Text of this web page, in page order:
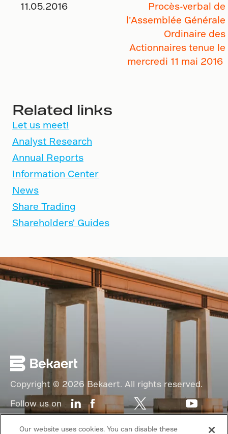
11.05.2016
Procès-verbal de
l’Assemblée Générale
Ordinaire des
Actionnaires tenue le
mercredi 11 mai 2016
Related links
Let us meet!
Analyst Research
Annual Reports
Information Center
News
Share Trading
Shareholders' Guides
Copyright © 2026 Bekaert. All rights reserved.
Follow us on
Our website uses cookies. You can disable these